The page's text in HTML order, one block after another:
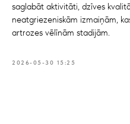
saglabāt aktivitāti, dzīves
neatgriezeniskām izmaiņām,
artrozes vēlīnām stadijām.
2026-05-30 15:25